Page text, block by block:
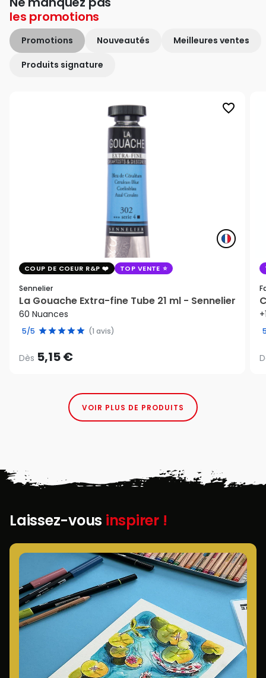
les promotions
Promotions Nouveautés Meilleures ventes
Produits signature
favorite_border
COUP DE COEUR R&P TOP VENTE
Sennelier
La Gouache Extra-fine Tube 21 ml - Sennelier
60 Nuances
5/5 (1 avis)
Dès 5,15 €
VOIR PLUS DE PRODUITS
Laissez-vous inspirer !